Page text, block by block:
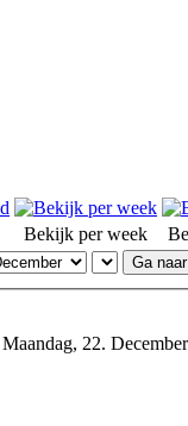
Bekijk per week
Ga
Maandag, 22.